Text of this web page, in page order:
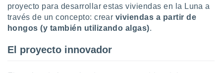
de que
sean
proyecto para desarrollar estas viviendas en la Luna a
través de un concepto: crear viviendas a partir de
hongos (y también utilizando algas).
El proyecto innovador